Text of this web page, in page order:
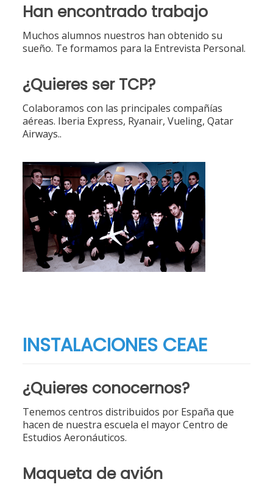
Han encontrado trabajo
Muchos alumnos nuestros han obtenido su
sueño. Te formamos para la Entrevista Personal.
¿Quieres ser TCP?
Colaboramos con las principales compañías
aéreas. Iberia Express, Ryanair, Vueling, Qatar
Airways..
INSTALACIONES CEAE
¿Quieres conocernos?
Tenemos centros distribuidos por España que
hacen de nuestra escuela el mayor Centro de
Estudios Aeronáuticos.
Maqueta de avión